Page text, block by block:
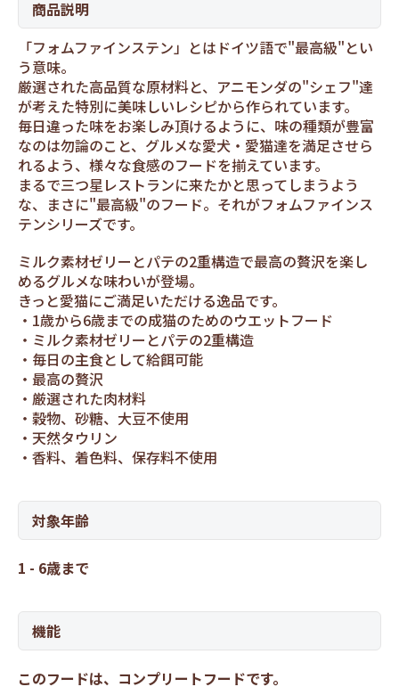
商品説明
「フォムファインステン」とはドイツ語で"最高級"とい
う意味。
厳選された高品質な原材料と、アニモンダの"シェフ"達
が考えた特別に美味しいレシピから作られています。
毎日違った味をお楽しみ頂けるように、味の種類が豊富
なのは勿論のこと、グルメな愛犬・愛猫達を満足させら
れるよう、様々な食感のフードを揃えています。
まるで三つ星レストランに来たかと思ってしまうよう
な、まさに"最高級"のフード。それがフォムファインス
テンシリーズです。
ミルク素材ゼリーとパテの2重構造で最高の贅沢を楽し
めるグルメな味わいが登場。
きっと愛猫にご満足いただける逸品です。
1歳から6歳までの成猫のためのウエットフード
ミルク素材ゼリーとパテの2重構造
毎日の主食として給餌可能
最高の贅沢
厳選された肉材料
穀物、砂糖、大豆不使用
天然タウリン
香料、着色料、保存料不使用
対象年齢
1 - 6歳まで
機能
このフードは、コンプリートフードです。